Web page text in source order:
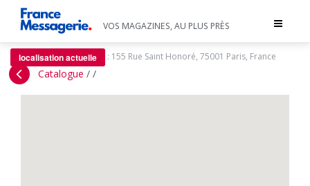
Toggle
VOS MAGAZINES, AU PLUS PRÈS
localisation actuelle : 155 Rue Saint Honoré, 75001 Paris, France
Catalogue / /